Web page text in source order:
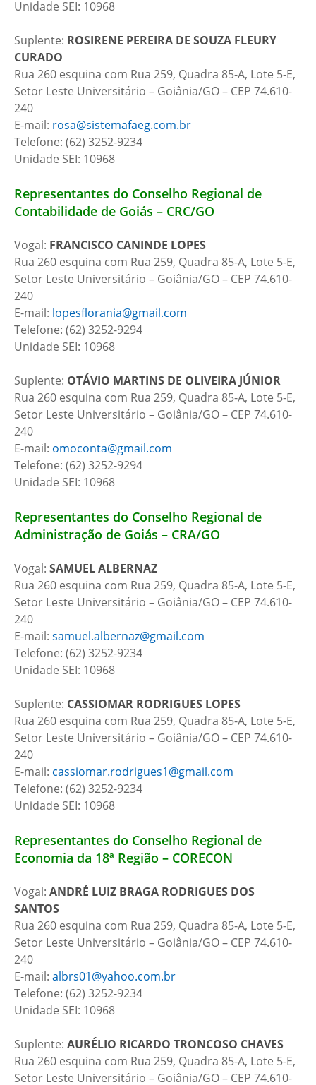
Unidade SEI: 10968
Suplente: ROSIRENE PEREIRA DE SOUZA FLEURY
CURADO
Rua 260 esquina com Rua 259, Quadra 85-A, Lote 5-E,
Setor Leste Universitário – Goiânia/GO – CEP 74.610-
240
E-mail: rosa@sistemafaeg.com.br
Telefone: (62) 3252-9234
Unidade SEI: 10968
Representantes do Conselho Regional de
Contabilidade de Goiás – CRC/GO
Vogal: FRANCISCO CANINDE LOPES
Rua 260 esquina com Rua 259, Quadra 85-A, Lote 5-E,
Setor Leste Universitário – Goiânia/GO – CEP 74.610-
240
E-mail: lopesflorania@gmail.com
Telefone: (62) 3252-9294
Unidade SEI: 10968
Suplente: OTÁVIO MARTINS DE OLIVEIRA JÚNIOR
Rua 260 esquina com Rua 259, Quadra 85-A, Lote 5-E,
Setor Leste Universitário – Goiânia/GO – CEP 74.610-
240
E-mail: omoconta@gmail.com
Telefone: (62) 3252-9294
Unidade SEI: 10968
Representantes do Conselho Regional de
Administração de Goiás – CRA/GO
Vogal: SAMUEL ALBERNAZ
Rua 260 esquina com Rua 259, Quadra 85-A, Lote 5-E,
Setor Leste Universitário – Goiânia/GO – CEP 74.610-
240
E-mail: samuel.albernaz@gmail.com
Telefone: (62) 3252-9234
Unidade SEI: 10968
Suplente: CASSIOMAR RODRIGUES LOPES
Rua 260 esquina com Rua 259, Quadra 85-A, Lote 5-E,
Setor Leste Universitário – Goiânia/GO – CEP 74.610-
240
E-mail: cassiomar.rodrigues1@gmail.com
Telefone: (62) 3252-9234
Unidade SEI: 10968
Representantes do Conselho Regional de
Economia da 18ª Região – CORECON
Vogal: ANDRÉ LUIZ BRAGA RODRIGUES DOS
SANTOS
Rua 260 esquina com Rua 259, Quadra 85-A, Lote 5-E,
Setor Leste Universitário – Goiânia/GO – CEP 74.610-
240
E-mail: albrs01@yahoo.com.br
Telefone: (62) 3252-9234
Unidade SEI: 10968
Suplente: AURÉLIO RICARDO TRONCOSO CHAVES
Rua 260 esquina com Rua 259, Quadra 85-A, Lote 5-E,
Setor Leste Universitário – Goiânia/GO – CEP 74.610-